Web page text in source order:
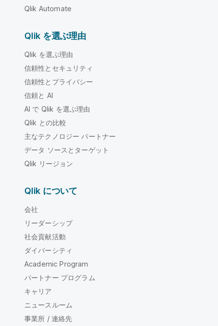
Qlik Automate
Qlik を選ぶ理由
Qlik を選ぶ理由
信頼性とセキュリティ
信頼性とプライバシー
信頼と AI
AI で Qlik を選ぶ理由
Qlik との比較
主なテクノロジー パートナー
データ ソースとターゲット
Qlik リージョン
Qlik について
会社
リーダーシップ
社会貢献活動
ダイバーシティ
Academic Program
パートナー プログラム
キャリア
ニュースルーム
事業所 / 連絡先